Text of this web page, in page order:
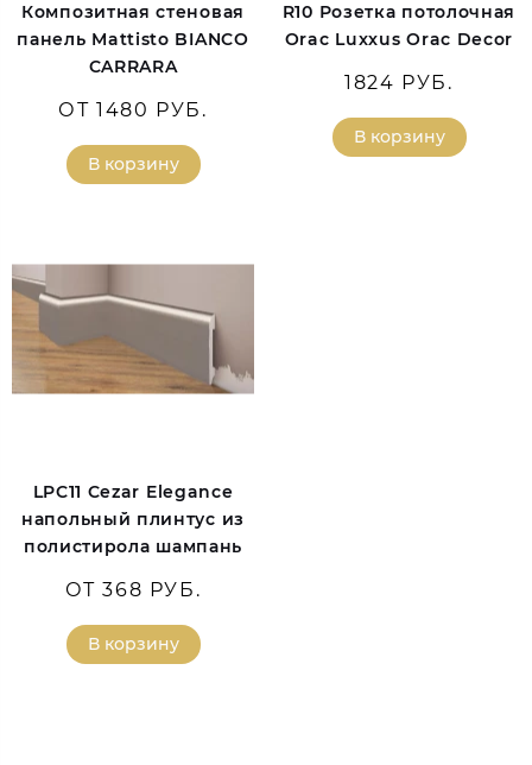
Композитная стеновая
панель Mattisto BIANCO
CARRARA
ОТ 1480 РУБ.
В корзину
R10 Розетка потолочная
Orac Luxxus Orac Decor
1824 РУБ.
В корзину
LPC11 Cezar Elegance
напольный плинтус из
полистирола шампань
ОТ 368 РУБ.
В корзину